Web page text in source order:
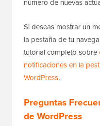
Has agregado
pestaña del navegador
número de nuevas
Si deseas mostrar un
la pestaña de tu